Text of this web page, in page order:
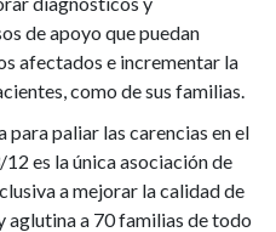
de apoyo que puedan
afectados e incrementar la
como de sus familias.
para paliar las carencias en el
es la única asociación de
a mejorar la calidad de
aglutina a 70 familias de todo